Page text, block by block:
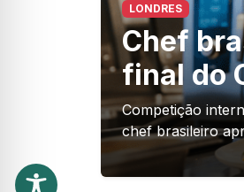
LONDRES
Chef
final do
Competição
chef brasileiro